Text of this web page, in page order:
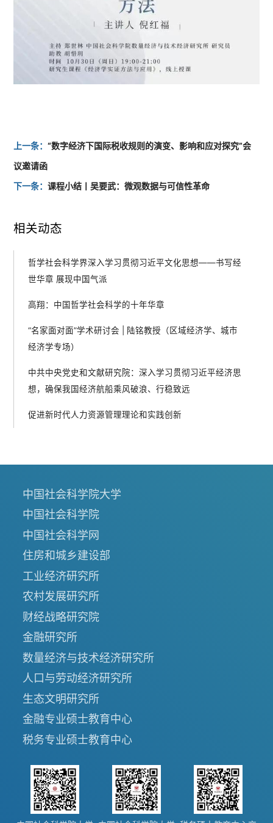
上一条：“数字经济下国际税收规则的演变、影响和应对探究”会
议邀请函
下一条：课程小结丨吴要武：微观数据与可信性革命
相关动态
哲学社会科学界深入学习贯彻习近平文化思想——书写经
世华章 展现中国气派
高翔：中国哲学社会科学的十年华章
“名家面对面”学术研讨会 | 陆铭教授（区域经济学、城市
经济学专场）
中共中央党史和文献研究院：深入学习贯彻习近平经济思
想，确保我国经济航船乘风破浪、行稳致远
促进新时代人力资源管理理论和实践创新
中国社会科学院大学
中国社会科学院
中国社会科学网
住房和城乡建设部
工业经济研究所
农村发展研究所
财经战略研究院
金融研究所
数量经济与技术经济研究所
人口与劳动经济研究所
生态文明研究所
金融专业硕士教育中心
税务专业硕士教育中心